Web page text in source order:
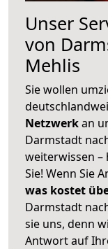
Unser
von
Mehlis
Sie wollen
Netzwerkan
Darmstadt
weiterwissen
Sie! Wenn Sie
was kostet
Darmstadt
sie uns, denn
Antwort auf